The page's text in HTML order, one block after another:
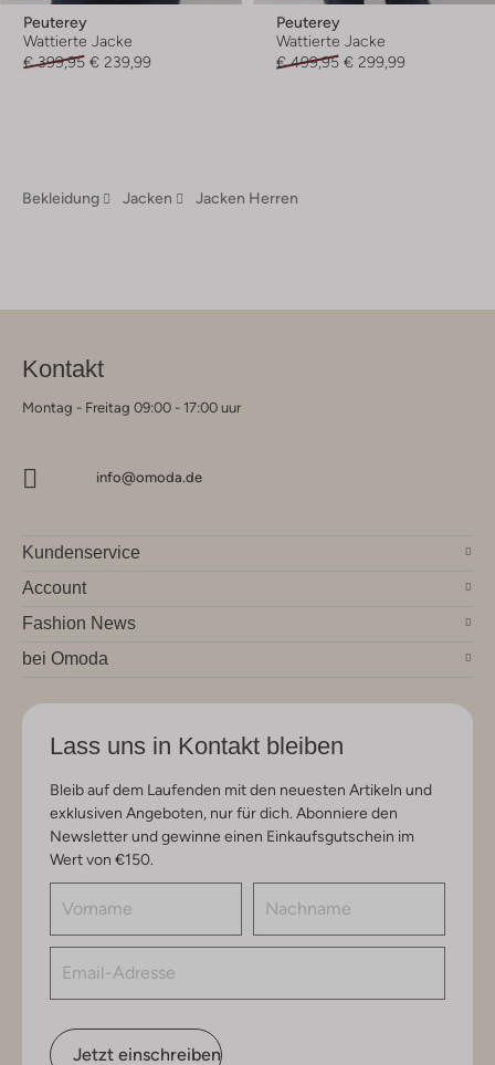
Peuterey
Wattierte Jacke
€ 399,95 € 239,99
Peuterey
Wattierte Jacke
€ 499,95 € 299,99
Bekleidung Jacken Jacken Herren
Kontakt
Montag - Freitag 09:00 - 17:00 uur
info@omoda.de
Kundenservice
Account
Fashion News
bei Omoda
Lass uns in Kontakt bleiben
Bleib auf dem Laufenden mit den neuesten Artikeln und
exklusiven Angeboten, nur für dich. Abonniere den
Newsletter und gewinne einen Einkaufsgutschein im
Wert von €150.
Jetzt einschreiben